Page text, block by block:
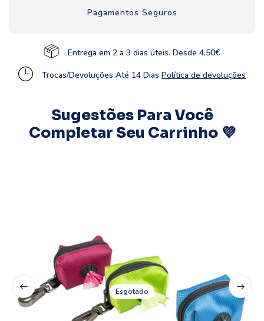
Pagamentos Seguros
Entrega em 2 a 3 dias úteis. Desde 4,50€
Trocas/Devoluções Até 14 Dias Política de devoluções
Sugestões Para Você
Completar Seu Carrinho 💜
Esgotado